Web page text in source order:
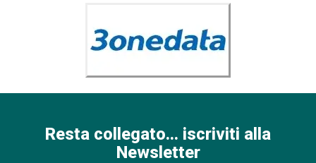
Resta collegato... iscriviti alla
Newsletter